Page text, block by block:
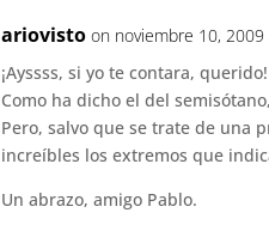
ariovisto on noviembre 10, 2009
¡Ayssss, si yo te contara, querido!
Como ha dicho el del
Pero, salvo que se trate de una
increíbles los extremos que
Un abrazo, amigo Pablo.